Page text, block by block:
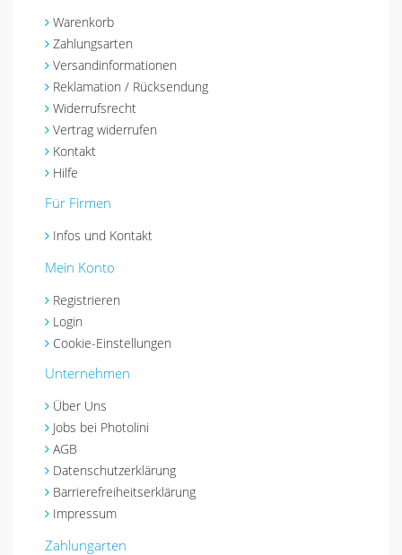
Warenkorb
Zahlungsarten
Versandinformationen
Reklamation / Rücksendung
Widerrufsrecht
Vertrag widerrufen
Kontakt
Hilfe
Für Firmen
Infos und Kontakt
Mein Konto
Registrieren
Login
Cookie-Einstellungen
Unternehmen
Über Uns
Jobs bei Photolini
AGB
Datenschutzerklärung
Barrierefreiheitserklärung
Impressum
Zahlungarten